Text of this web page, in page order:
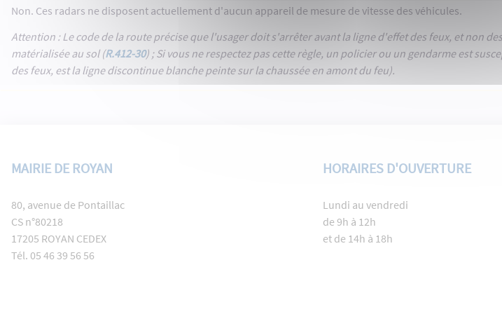
Non. Ces radars ne disposent actuellement d'aucun appareil de mesure de vitesse des véhicules.
Attention : Le code de la route précise que l'usager doit s'arrêter avant la ligne d'effet des feux, et non
matérialisée au sol (R.412-30) ; Si vous ne respectez pas cette règle, un policier ou un gendarme est
des feux, est la ligne discontinue blanche peinte sur la chaussée en amont du feu).
MAIRIE DE ROYAN
80, avenue de Pontaillac
CS n°80218
17205 ROYAN CEDEX
Tél. 05 46 39 56 56
HORAIRES D'OUVERTURE
Lundi au vendredi
de 9h à 12h
et de 14h à 18h